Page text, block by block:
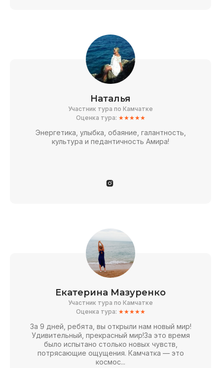
Наталья
Участник тура по Камчатке
Оценка тура: ★★★★★
Энергетика, улыбка, обаяние, галантность,
культура и педантичность Амира!
Екатерина Мазуренко
Участник тура по Камчатке
Оценка тура: ★★★★★
За 9 дней, ребята, вы открыли нам новый мир!
Удивительный, прекрасный мир!За это время
было испытано столько новых чувств,
потрясающие ощущения. Камчатка — это
космос...